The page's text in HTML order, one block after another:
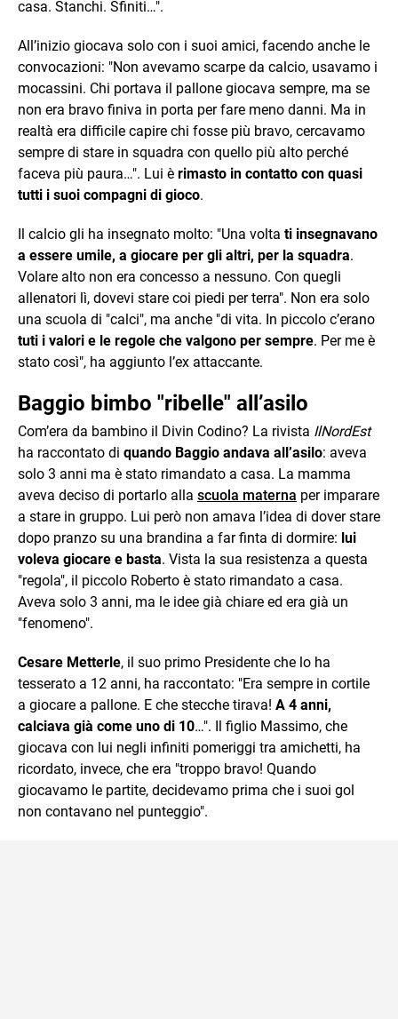
casa. Stanchi. Sfiniti…".
All’inizio giocava solo con i suoi amici, facendo anche le
convocazioni: "Non avevamo scarpe da calcio, usavamo i
mocassini. Chi portava il pallone giocava sempre, ma se
non era bravo finiva in porta per fare meno danni. Ma in
realtà era difficile capire chi fosse più bravo, cercavamo
sempre di stare in squadra con quello più alto perché
faceva più paura…". Lui è rimasto in contatto con quasi
tutti i suoi compagni di gioco.
Il calcio gli ha insegnato molto: "Una volta ti insegnavano
a essere umile, a giocare per gli altri, per la squadra.
Volare alto non era concesso a nessuno. Con quegli
allenatori lì, dovevi stare coi piedi per terra". Non era solo
una scuola di "calci", ma anche "di vita. In piccolo c’erano
tuti i valori e le regole che valgono per sempre. Per me è
stato così", ha aggiunto l’ex attaccante.
Baggio bimbo "ribelle" all’asilo
Com’era da bambino il Divin Codino? La rivista IlNordEst
ha raccontato di quando Baggio andava all’asilo: aveva
solo 3 anni ma è stato rimandato a casa. La mamma
aveva deciso di portarlo alla scuola materna per imparare
a stare in gruppo. Lui però non amava l’idea di dover stare
dopo pranzo su una brandina a far finta di dormire: lui
voleva giocare e basta. Vista la sua resistenza a questa
"regola", il piccolo Roberto è stato rimandato a casa.
Aveva solo 3 anni, ma le idee già chiare ed era già un
"fenomeno".
Cesare Metterle, il suo primo Presidente che lo ha
tesserato a 12 anni, ha raccontato: "Era sempre in cortile
a giocare a pallone. E che stecche tirava! A 4 anni,
calciava già come uno di 10…". Il figlio Massimo, che
giocava con lui negli infiniti pomeriggi tra amichetti, ha
ricordato, invece, che era "troppo bravo! Quando
giocavamo le partite, decidevamo prima che i suoi gol
non contavano nel punteggio".